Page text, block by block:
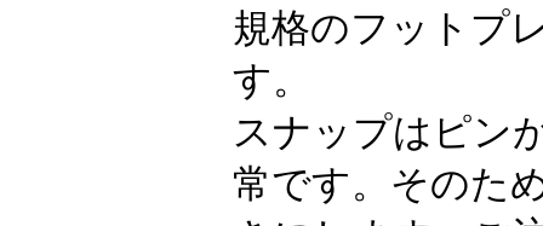
規格のフットプ
す。
スナップはピン
常です。そのた